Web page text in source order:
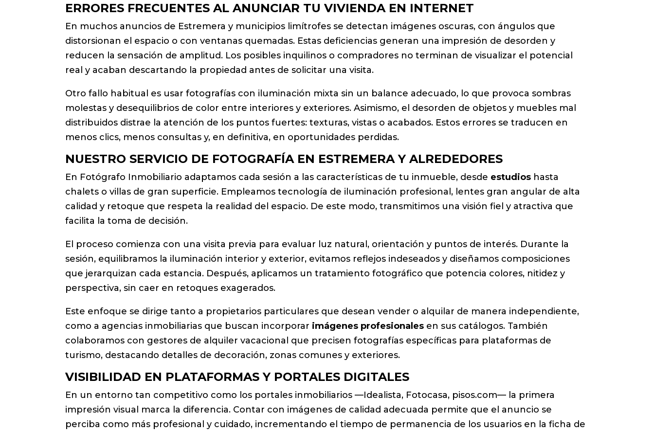
ERRORES FRECUENTES AL ANUNCIAR TU VIVIENDA EN INTERNET
En muchos anuncios de Estremera y municipios limítrofes se detectan imágenes oscuras, con ángulos que
distorsionan el espacio o con ventanas quemadas. Estas deficiencias generan una impresión de desorden y
reducen la sensación de amplitud. Los posibles inquilinos o compradores no terminan de visualizar el potencial
real y acaban descartando la propiedad antes de solicitar una visita.
Otro fallo habitual es usar fotografías con iluminación mixta sin un balance adecuado, lo que provoca sombras
molestas y desequilibrios de color entre interiores y exteriores. Asimismo, el desorden de objetos y muebles mal
distribuidos distrae la atención de los puntos fuertes: texturas, vistas o acabados. Estos errores se traducen en
menos clics, menos consultas y, en definitiva, en oportunidades perdidas.
NUESTRO SERVICIO DE FOTOGRAFÍA EN ESTREMERA Y ALREDEDORES
En Fotógrafo Inmobiliario adaptamos cada sesión a las características de tu inmueble, desde estudios hasta
chalets o villas de gran superficie. Empleamos tecnología de iluminación profesional, lentes gran angular de alta
calidad y retoque que respeta la realidad del espacio. De este modo, transmitimos una visión fiel y atractiva que
facilita la toma de decisión.
El proceso comienza con una visita previa para evaluar luz natural, orientación y puntos de interés. Durante la
sesión, equilibramos la iluminación interior y exterior, evitamos reflejos indeseados y diseñamos composiciones
que jerarquizan cada estancia. Después, aplicamos un tratamiento fotográfico que potencia colores, nitidez y
perspectiva, sin caer en retoques exagerados.
Este enfoque se dirige tanto a propietarios particulares que desean vender o alquilar de manera independiente,
como a agencias inmobiliarias que buscan incorporar imágenes profesionales en sus catálogos. También
colaboramos con gestores de alquiler vacacional que precisen fotografías específicas para plataformas de
turismo, destacando detalles de decoración, zonas comunes y exteriores.
VISIBILIDAD EN PLATAFORMAS Y PORTALES DIGITALES
En un entorno tan competitivo como los portales inmobiliarios —Idealista, Fotocasa, pisos.com— la primera
impresión visual marca la diferencia. Contar con imágenes de calidad adecuada permite que el anuncio se
perciba como más profesional y cuidado, incrementando el tiempo de permanencia de los usuarios en la ficha de